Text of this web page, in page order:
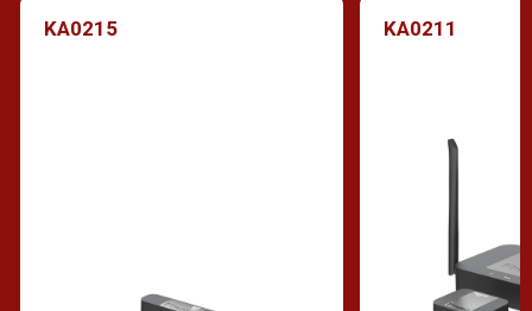
KA0215 KA0211